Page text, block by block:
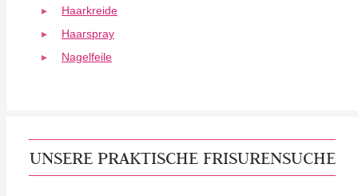
Haarkreide
Haarspray
Nagelfeile
UNSERE PRAKTISCHE FRISURENSUCHE